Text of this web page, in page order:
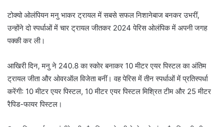
टोक्यो ओलंपियन मनु भाकर ट्रायल में सबसे सफल निशानेबाज बनकर उभरीं,
उन्होंने दो स्पर्धाओं में चार ट्रायल जीतकर 2024 पेरिस ओलंपिक में अपनी जगह
पक्की कर ली।
आखिरी दिन, मनु ने 240.8 का स्कोर बनाकर 10 मीटर एयर पिस्टल का अंतिम
ट्रायल जीता और ओवरऑल विजेता बनीं। वह पेरिस में तीन स्पर्धाओं में प्रतिस्पर्धा
करेंगी: 10 मीटर एयर पिस्टल, 10 मीटर एयर पिस्टल मिश्रित टीम और 25 मीटर
रैपिड-फायर पिस्टल।